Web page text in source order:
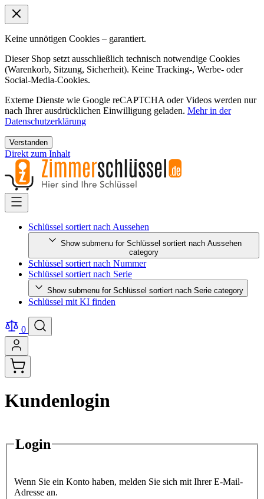
Keine unnötigen Cookies – garantiert.
Dieser Shop setzt ausschließlich technisch notwendige Cookies
(Warenkorb, Sitzung, Sicherheit). Keine Tracking-, Werbe- oder
Social-Media-Cookies.
Externe Dienste wie Google reCAPTCHA oder Videos werden nur
nach Ihrer ausdrücklichen Einwilligung geladen. Mehr in der
Datenschutzerklärung
Verstanden
Direkt zum Inhalt
Schlüssel sortiert nach Aussehen
Show submenu for Schlüssel sortiert nach Aussehen
category
Schlüssel sortiert nach Nummer
Schlüssel sortiert nach Serie
Show submenu for Schlüssel sortiert nach Serie category
Schlüssel mit KI finden
0
Kundenlogin
Login
Wenn Sie ein Konto haben, melden Sie sich mit Ihrer E-Mail-
Adresse an.